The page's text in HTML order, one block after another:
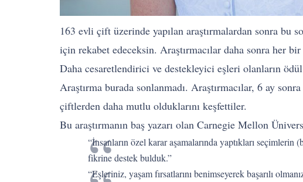
163 evli çift üzerinde yapılan araştırmalardan sonra bu
için rekabet edeceksin. Araştırmacılar daha sonra her
Daha cesaretlendirici ve destekleyici eşleri olanların
Araştırma burada sonlanmadı. Araştırmacılar, 6 ay
çiftlerden daha mutlu olduklarını keşfettiler.
Bu araştırmanın baş yazarı olan Carnegie Mellon
“İnsanların özel karar aşamalarında yaptıkları
fikrine destek bulduk.”
“Eşleriniz, yaşam fırsatlarını benimseyerek başarılı